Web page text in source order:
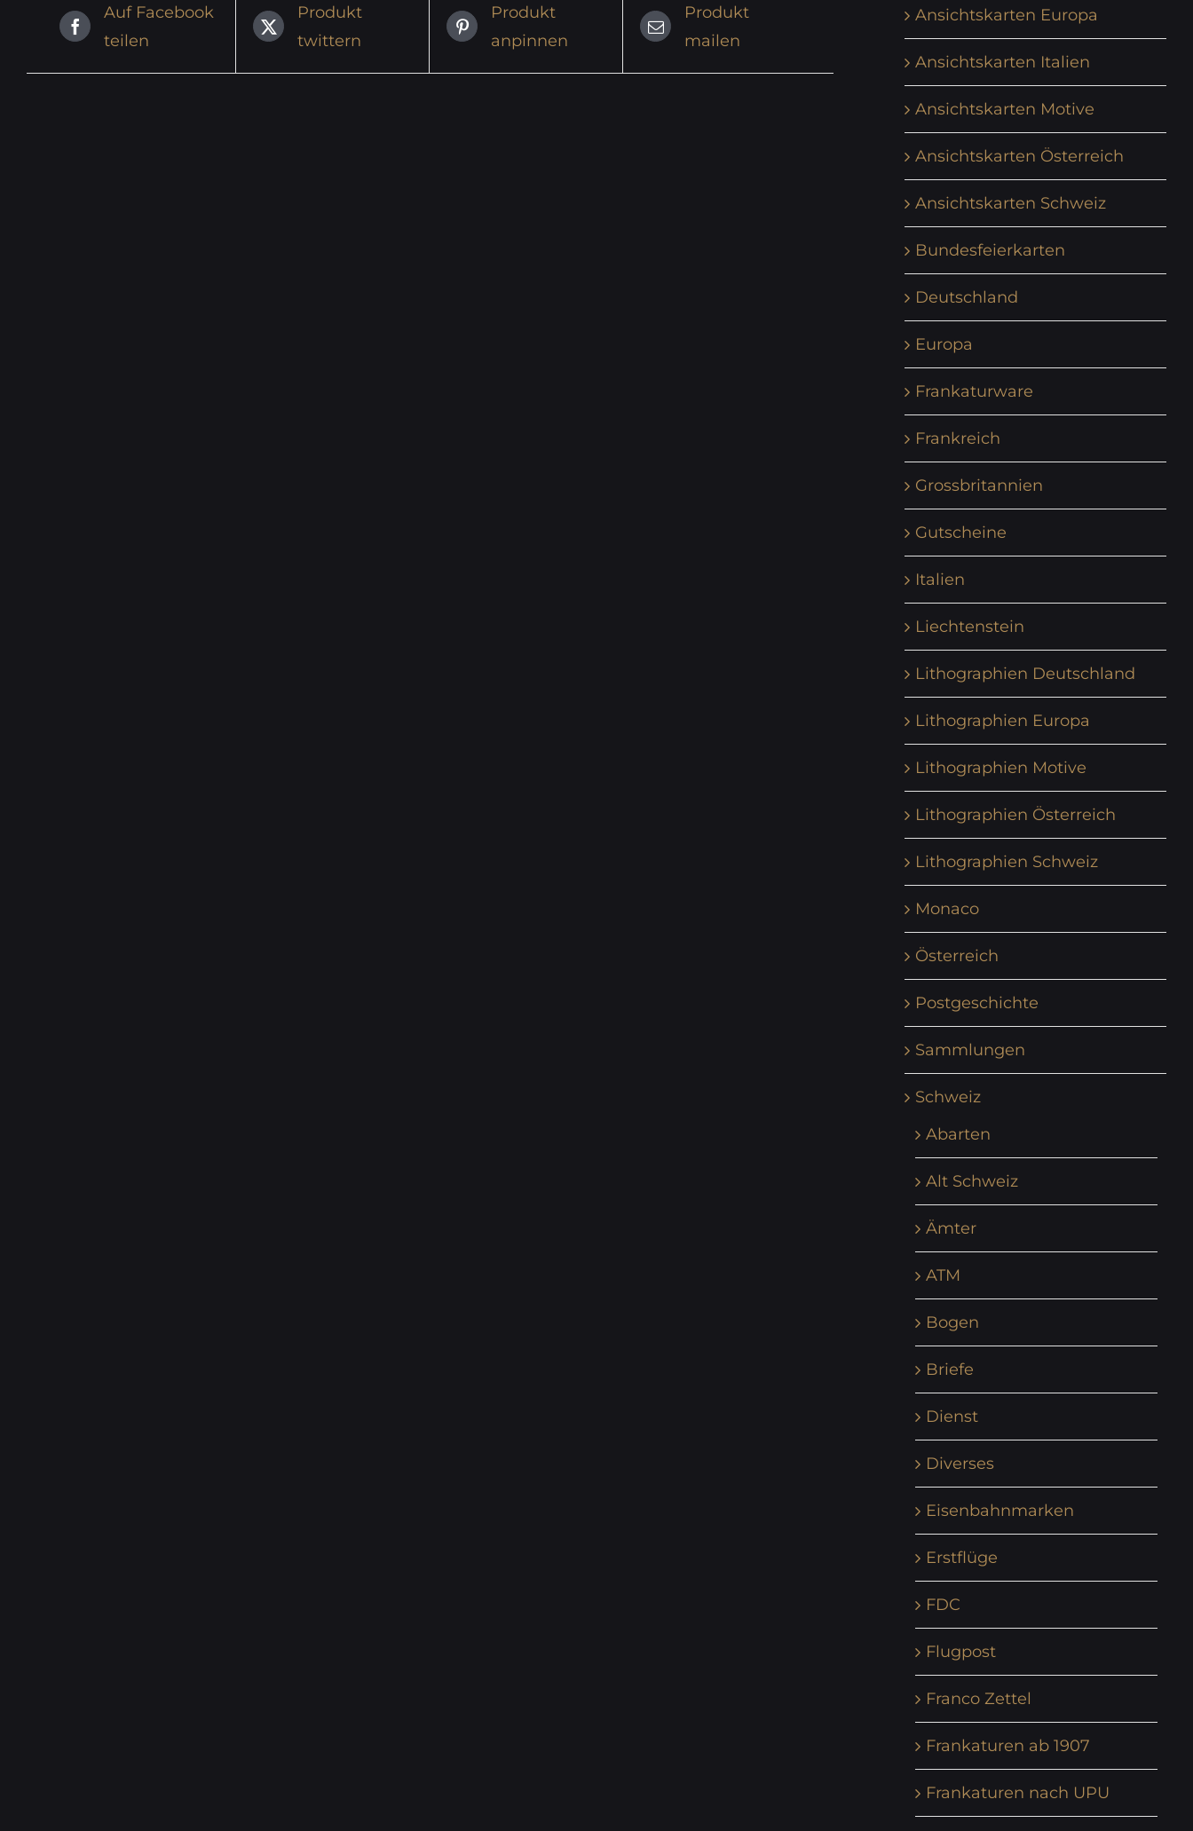
Auf Facebook
teilen
Produkt
twittern
Produkt
anpinnen
Produkt
mailen
Ansichtskarten Europa
Ansichtskarten Italien
Ansichtskarten Motive
Ansichtskarten Österreich
Ansichtskarten Schweiz
Bundesfeierkarten
Deutschland
Europa
Frankaturware
Frankreich
Grossbritannien
Gutscheine
Italien
Liechtenstein
Lithographien Deutschland
Lithographien Europa
Lithographien Motive
Lithographien Österreich
Lithographien Schweiz
Monaco
Österreich
Postgeschichte
Sammlungen
Schweiz
Abarten
Alt Schweiz
Ämter
ATM
Bogen
Briefe
Dienst
Diverses
Eisenbahnmarken
Erstflüge
FDC
Flugpost
Franco Zettel
Frankaturen ab 1907
Frankaturen nach UPU